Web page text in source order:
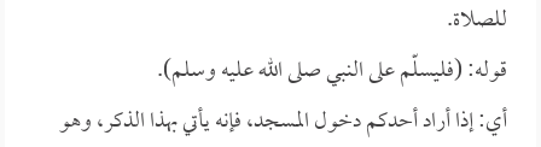
للصلاة.
قوله: (فليسلّم على النبي صلى الله عليه وسلم).
أي: إذا أراد أحدكم دخول المسجد، فإنه يأتي بهذا الذكر، وهو